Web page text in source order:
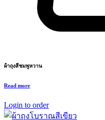
ผ้าถุงสีชมพูหวาน
Read more
Login to order